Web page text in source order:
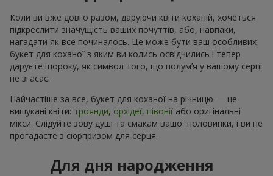
Коли ви вже довго разом, даруючи квіти коханій, хочеться
підкреслити значущість ваших почуттів, або, навпаки,
нагадати як все починалось. Це може бути ваш особливих
букет для коханої з яким ви колись освідчились і тепер
даруєте щороку, як символ того, що полум’я у вашому серці
не згасає.
Найчастіше за все, букет для коханої на річницю — це
вишукані квіти: троянди, орхідеї, півонії або оригінальні
мікси. Слідуйте зову душі та смакам вашої половинки, і ви не
прогадаєте з сюрпризом для серця.
Для дня народження